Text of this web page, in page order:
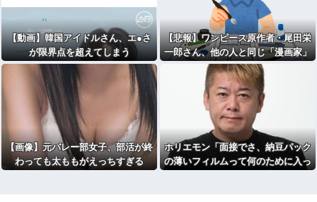
【動画】韓国アイドルさん、エ●さ
が限界点を超えてしまう
【悲報】ワンピース原作者・尾田栄
一郎さん、他の人と同じ「漫画家」
という肩書きに不満
【画像】元バレー部女子、部活が終
わっても太ももがえっちすぎる
ホリエモン「面接でさ、納豆パック
の薄いフィルムって何のために入っ